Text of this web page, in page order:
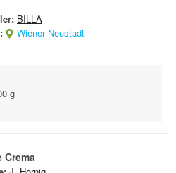
BILLA
Wiener Neustadt
g
Crema